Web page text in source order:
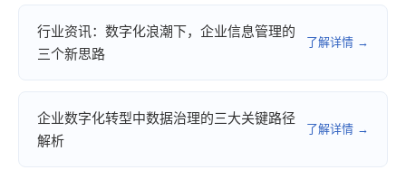
行业资讯：数字化浪潮下，企业信息管理的
三个新思路
了解详情 →
企业数字化转型中数据治理的三大关键路径
解析
了解详情 →